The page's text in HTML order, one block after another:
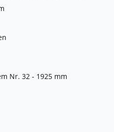
Nr. 32 - 1925 mm